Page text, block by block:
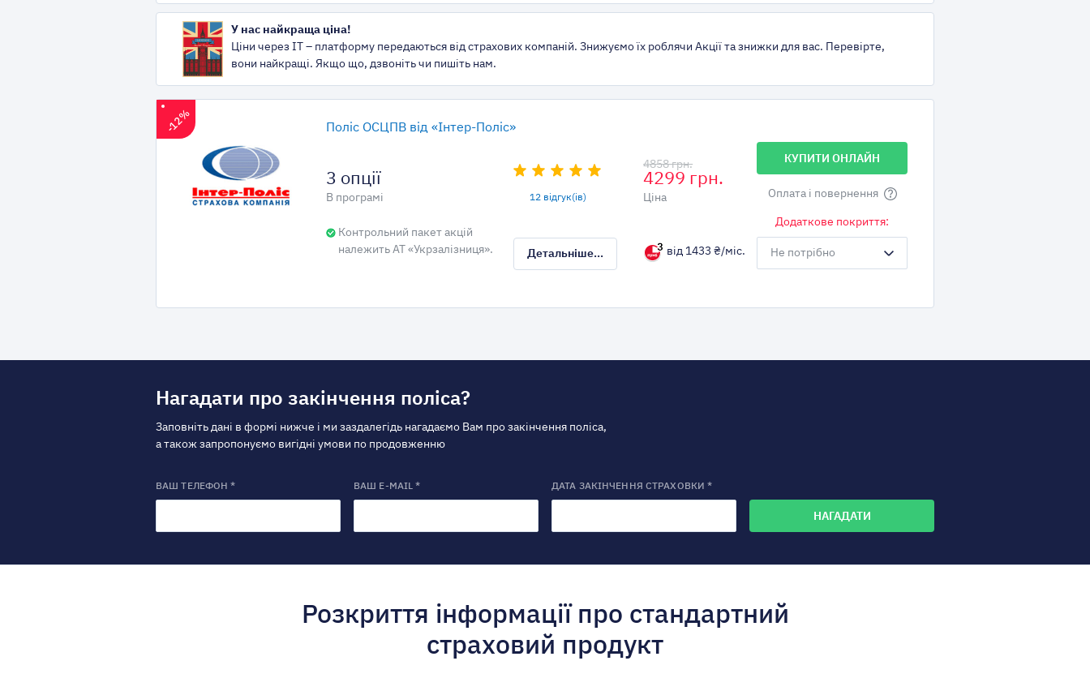
У нас найкраща ціна!
Ціни через IT – платформу передаються від страхових компаній. Знижуємо їх роблячи Акції та знижки для вас. Перевірте,
вони найкращі. Якщо що, дзвоніть чи пишіть нам.
-12% Поліс ОСЦПВ від «Інтер-Поліс»
3 опції
В програмі
Контрольний пакет акцій
належить АТ «Укрзалізниця».
12 відгук(ів)
Детальніше...
4299 грн.
4858 грн.
Ціна
від 1433 ₴/міс.
Оплата і повернення
Додаткове покриття:
Нагадати про закінчення поліса?
Заповніть дані в формі нижче і ми заздалегідь нагадаємо Вам про закінчення поліса,
а також запропонуємо вигідні умови по продовженню
ВАШ ТЕЛЕФОН * ВАШ E-MAIL * ДАТА ЗАКІНЧЕННЯ СТРАХОВКИ *
Розкриття інформації про стандартний
страховий продукт